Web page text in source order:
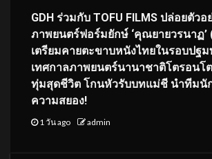
GDH ร่วมกับ TOFU FILMS ปล่อยตัวอ
ภาพยนตร์ฟอร์มยักษ์ ‘คุณยายวรนาฏ’
เตรียมคายตะขาบหนังไทยในรอบปฐ
เทศกาลภาพยนตร์นานาชาติโตรอนโต
ทุ่มสุดชีวิต โกนหัวรับบทแม่ชี นำทีมนั
ความสยอง!
1 วัน ago admin